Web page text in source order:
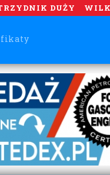
DUŻY